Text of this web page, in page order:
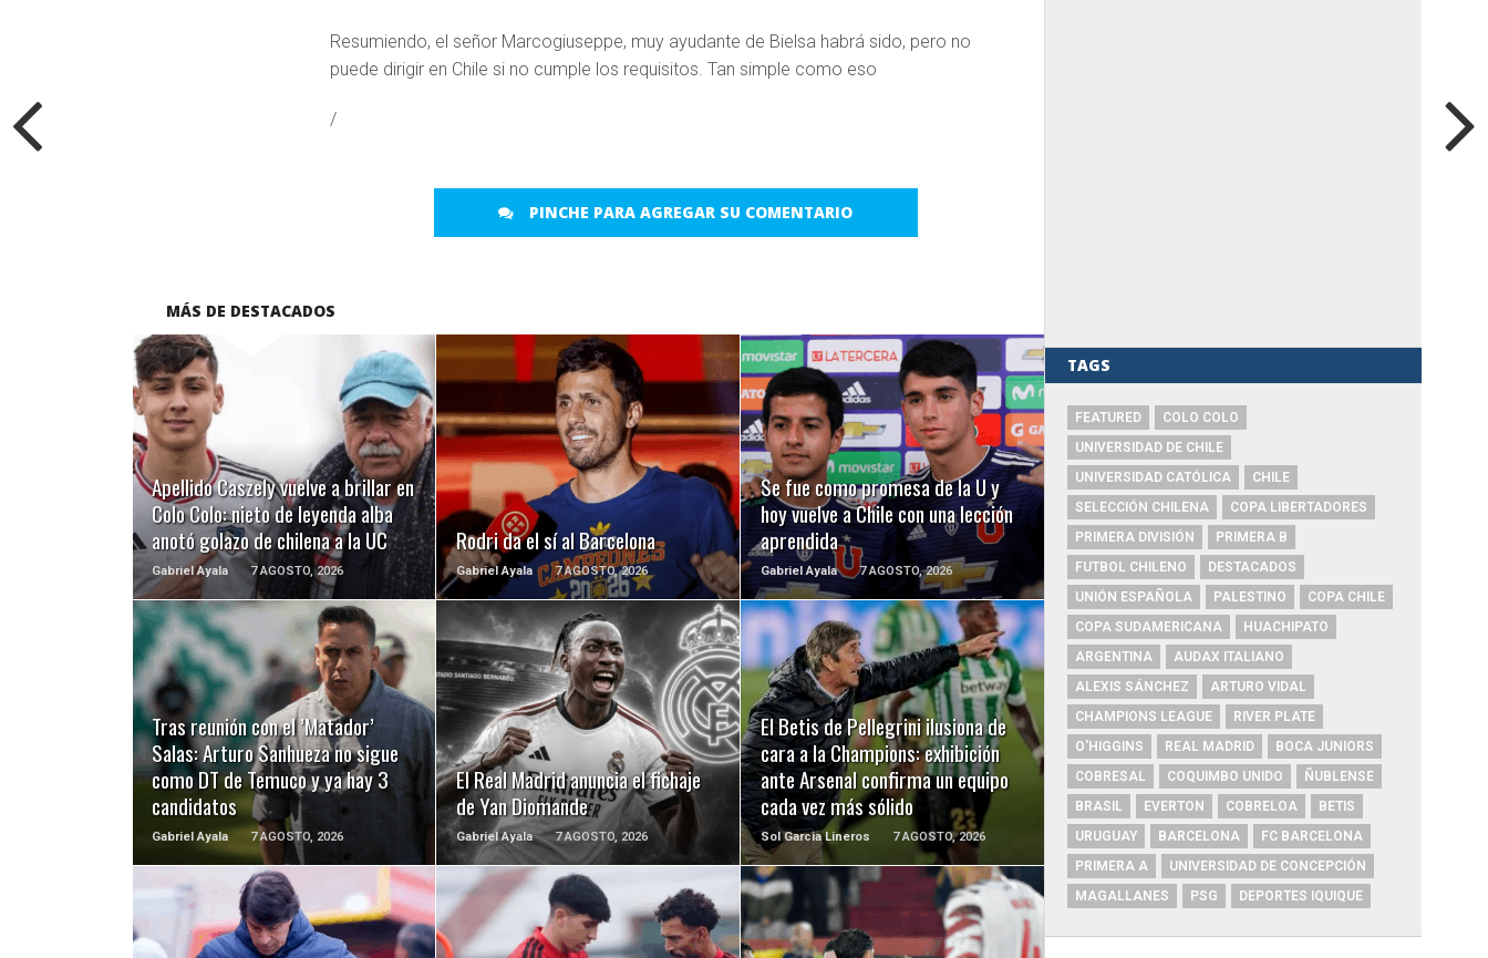
Resumiendo, el señor Marcogiuseppe, muy ayudante de Bielsa habrá sido, pero no
puede dirigir en Chile si no cumple los requisitos. Tan simple como eso
/
PINCHE PARA AGREGAR SU COMENTARIO
MÁS DE DESTACADOS
Apellido Caszely vuelve a brillar en
Colo Colo: nieto de leyenda alba
anotó golazo de chilena a la UC
Gabriel Ayala 7 AGOSTO, 2026
LEER MÁS
Rodri da el sí al Barcelona
Gabriel Ayala 7 AGOSTO, 2026
LEER MÁS
Se fue como promesa de la U y
hoy vuelve a Chile con una lección
aprendida
Gabriel Ayala 7 AGOSTO, 2026
LEER MÁS
Tras reunión con el ’Matador’
Salas: Arturo Sanhueza no sigue
como DT de Temuco y ya hay 3
candidatos
Gabriel Ayala 7 AGOSTO, 2026
LEER MÁS
El Real Madrid anuncia el fichaje
de Yan Diomande
Gabriel Ayala 7 AGOSTO, 2026
LEER MÁS
El Betis de Pellegrini ilusiona de
cara a la Champions: exhibición
ante Arsenal confirma un equipo
cada vez más sólido
Sol Garcia Lineros 7 AGOSTO, 2026
LEER MÁS
TAGS
FEATURED
COLO COLO
UNIVERSIDAD DE CHILE
UNIVERSIDAD CATÓLICA
CHILE
SELECCIÓN CHILENA
COPA LIBERTADORES
PRIMERA DIVISIÓN
PRIMERA B
FUTBOL CHILENO
DESTACADOS
UNIÓN ESPAÑOLA
PALESTINO
COPA CHILE
COPA SUDAMERICANA
HUACHIPATO
ARGENTINA
AUDAX ITALIANO
ALEXIS SÁNCHEZ
ARTURO VIDAL
CHAMPIONS LEAGUE
RIVER PLATE
O'HIGGINS
REAL MADRID
BOCA JUNIORS
COBRESAL
COQUIMBO UNIDO
ÑUBLENSE
BRASIL
EVERTON COBRELOA
BETIS
URUGUAY
BARCELONA
FC BARCELONA
PRIMERA A
UNIVERSIDAD DE CONCEPCIÓN
MAGALLANES
PSG DEPORTES IQUIQUE